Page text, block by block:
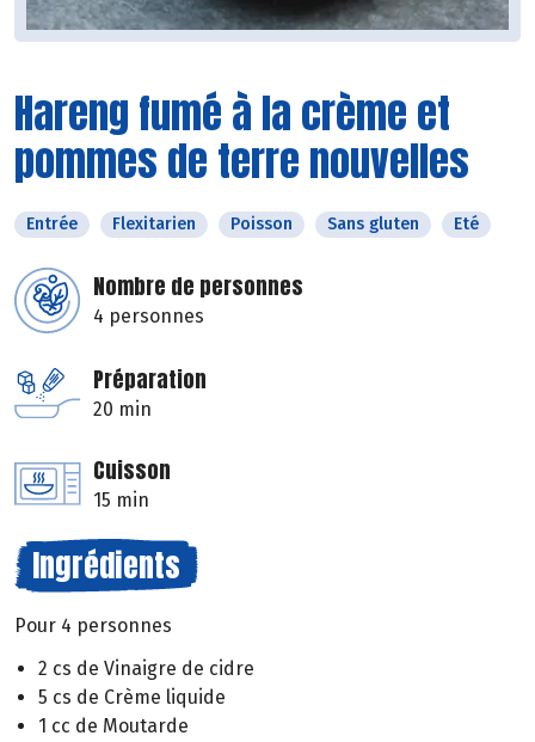
Hareng fumé à la crème et
pommes de terre nouvelles
Entrée Flexitarien Poisson Sans gluten Eté
Nombre de personnes
4 personnes
Préparation
20 min
Cuisson
15 min
Ingrédients
Pour 4 personnes
2 cs de Vinaigre de cidre
5 cs de Crème liquide
1 cc de Moutarde